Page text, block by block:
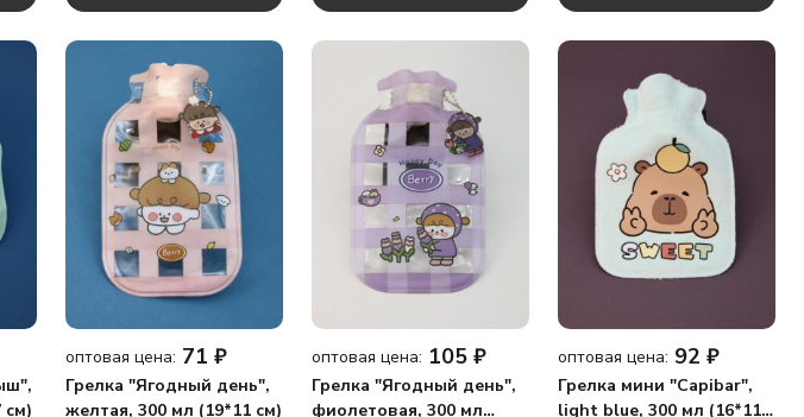
см)
оптовая цена: 71 ₽
Грелка "Ягодный день",
желтая, 300 мл (19*11 см)
оптовая цена: 105 ₽
Грелка "Ягодный день",
фиолетовая, 300 мл
оптовая цена: 92 ₽
Грелка мини "Capibar",
light blue, 300 мл (16*11